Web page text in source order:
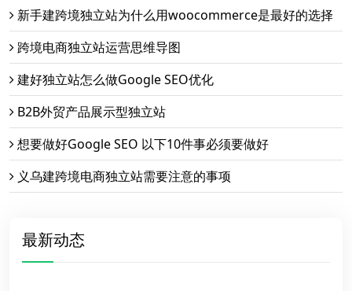
新手建跨境独立站为什么用woocommerce是最好的选择
跨境电商独立站运营思维导图
建好独立站怎么做Google SEO优化
B2B外贸产品展示型独立站
想要做好Google SEO 以下10件事必须要做好
义乌建跨境电商独立站需要注意的事项
最新动态